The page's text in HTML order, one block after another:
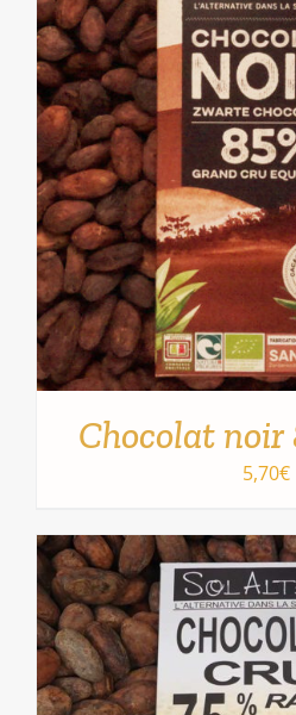
AJOUTER AU
DÉTAILS
AJOUTER AU
DÉTAILS
Chocolat noir
5,70€